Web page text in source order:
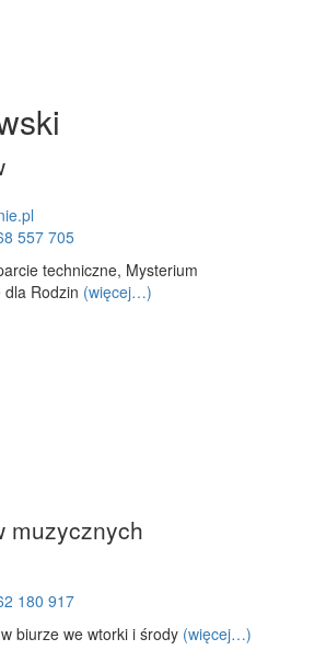
557 705
techniczne, Mysterium
Rodzin (więcej…)
muzycznych
180 917
biurze we wtorki i środy (więcej…)